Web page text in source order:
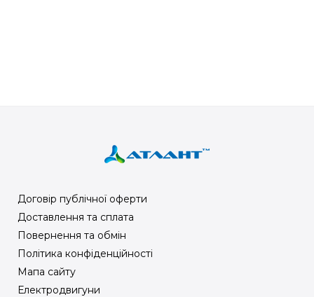
Договір публічної оферти
Доставлення та сплата
Повернення та обмін
Політика конфіденційності
Мапа сайту
Електродвигуни